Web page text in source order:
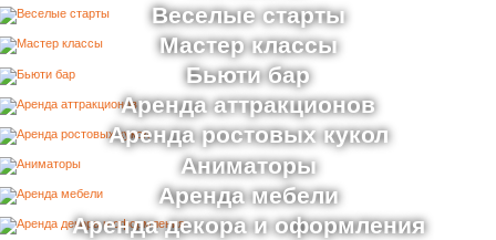
Веселые старты
Мастер классы
Бьюти бар
Аренда аттракционов
Аренда ростовых кукол
Аниматоры
Аренда мебели
Аренда декора и оформления